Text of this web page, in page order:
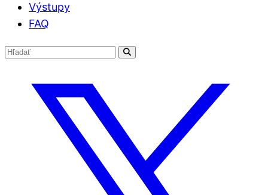
Výstupy
FAQ
Hľadať: Hľadať